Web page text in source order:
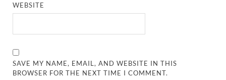
WEBSITE
SAVE MY NAME, EMAIL, AND WEBSITE IN THIS
BROWSER FOR THE NEXT TIME I COMMENT.